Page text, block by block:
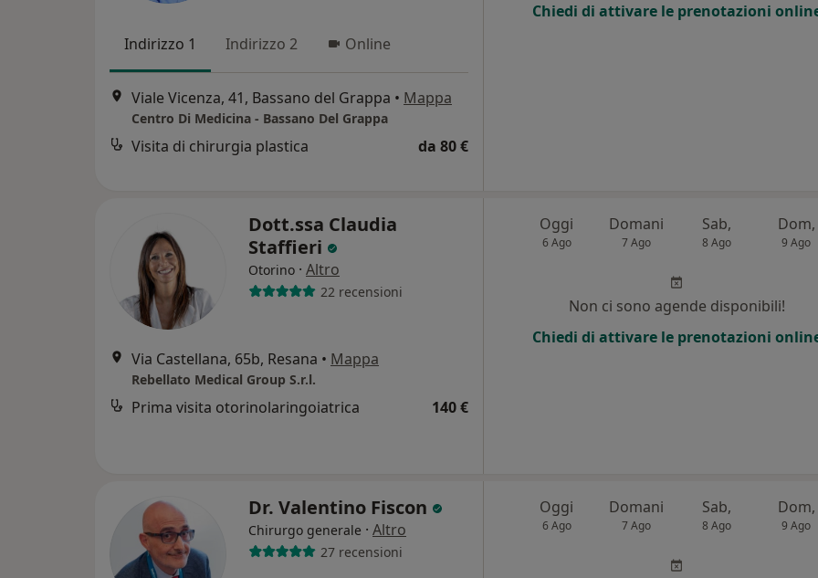
Indirizzo 1 Indirizzo 2 Online
Viale Vicenza, 41, Bassano del Grappa • Mappa
Centro Di Medicina - Bassano Del Grappa
Visita di chirurgia plastica da 80 €
Chiedi di attivare le prenotazioni
Dott.ssa Claudia
Staffieri
Otorino · Altro
22 recensioni
Via Castellana, 65b, Resana • Mappa
Rebellato Medical Group S.r.l.
Prima visita otorinolaringoiatrica 140 €
Oggi
6 Ago
Domani
7 Ago
Sab,
8 Ago
Dom,
9 Ago
Non ci sono agende disponibili!
Chiedi di attivare le prenotazioni
Dr. Valentino Fiscon
Chirurgo generale · Altro
27 recensioni
Oggi
6 Ago
Domani
7 Ago
Sab,
8 Ago
Dom,
9 Ago